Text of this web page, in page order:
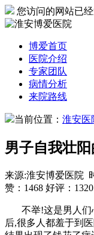
您访问的网站已
博爱首页
医院介绍
专家团队
病情分析
来院路线
当前位置： 淮安医
男子自我壮
来源:淮安博爱医院
赞： 1468 好评： 1320
不举!这是男人们
后,很多人都羞于到